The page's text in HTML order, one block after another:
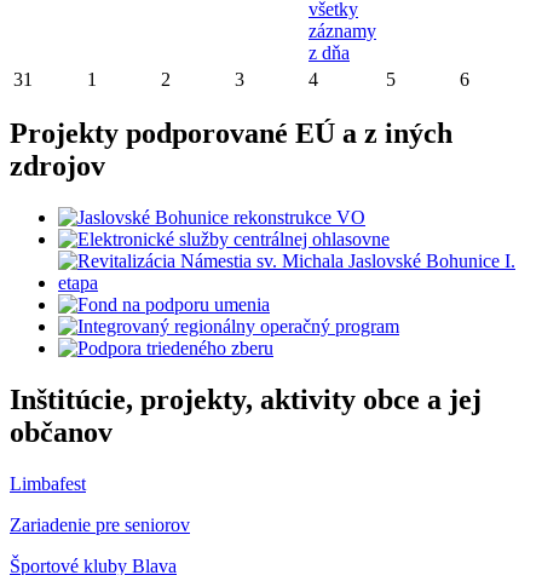
všetky
záznamy
z dňa
31 1 2 3 4 5 6
Projekty podporované EÚ a z iných
zdrojov
Inštitúcie, projekty, aktivity obce a jej
občanov
Limbafest
Zariadenie pre seniorov
Športové kluby Blava